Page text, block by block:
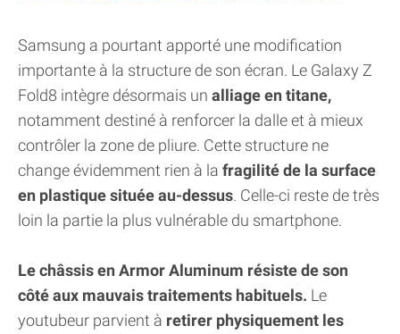
Samsung a pourtant apporté une modification
importante à la structure de son écran. Le Galaxy Z
Fold8 intègre désormais un alliage en titane,
notamment destiné à renforcer la dalle et à mieux
contrôler la zone de pliure. Cette structure ne
change évidemment rien à la fragilité de la surface
en plastique située au-dessus. Celle-ci reste de très
loin la partie la plus vulnérable du smartphone.
Le châssis en Armor Aluminum résiste de son
côté aux mauvais traitements habituels. Le
youtubeur parvient à retirer physiquement les